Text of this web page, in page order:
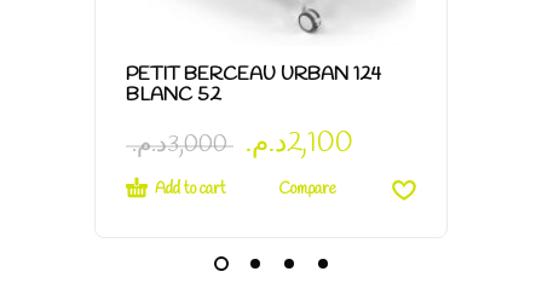
PETIT BERCEAU URBAN 124
BLANC 52
3,000د.م. 2,100د.م.
Add to cart Compare